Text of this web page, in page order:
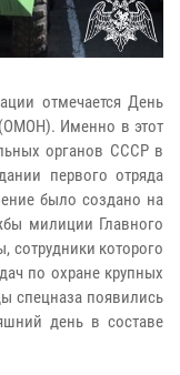
отмечается День
Именно в этот
органов СССР в
первого отряда
было создано на
милиции Главного
сотрудники которого
по охране крупных
спецназа появились
день в составе